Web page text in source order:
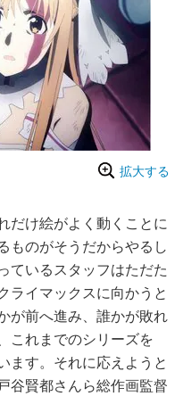
拡大する
だけ絵がよく動くことに
ものがそうだからやるし
ているスタッフはただた
ライマックスに向かうと
が前へ進み、誰かが敗れ
これまでのシリーズを
ます。それに応えようと
谷賢都さんら総作画監督